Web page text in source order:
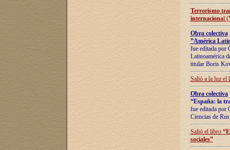
Terrorismo
internacional
Obra colectiva
”América
fue editada por
Latinoamérica
titular Boris
Salió a la luz el
Obra colectiva
“España: la
fue editada por
Ciencias de
Salió el libro “
sociales”